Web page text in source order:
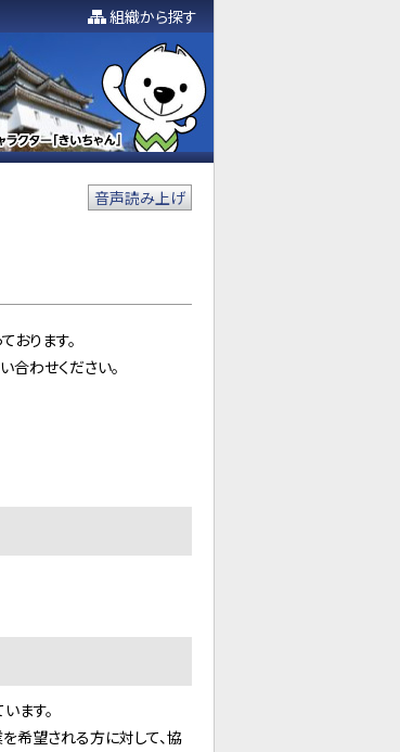
組織から探す
音声読み上げ
ります。
わせください。
ます。
希望される方に対して、協